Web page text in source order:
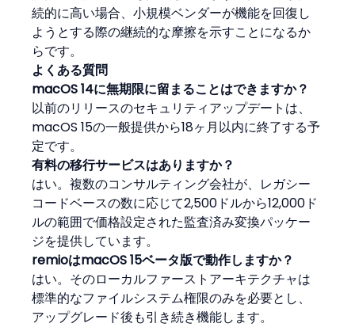
続的に高い場合、小規模ベンダーが機能を回復し
ようとする際の継続的な摩擦を示すことになるか
らです。
よくある質問
macOS 14に無期限に留まることはできますか？
以前のリリースのセキュリティアップデートは、
macOS 15の一般提供から18ヶ月以内に終了する予
定です。
有料の移行サービスはありますか？
はい。複数のコンサルティング会社が、レガシー
コードベースの数に応じて2,500ドルから12,000ド
ルの範囲で価格設定された監査済み変換パッケー
ジを提供しています。
remioはmacOS 15ベータ版で動作しますか？
はい。そのローカルファーストアーキテクチャは
標準的なファイルシステム権限のみを必要とし、
アップグレード後も引き続き機能します。